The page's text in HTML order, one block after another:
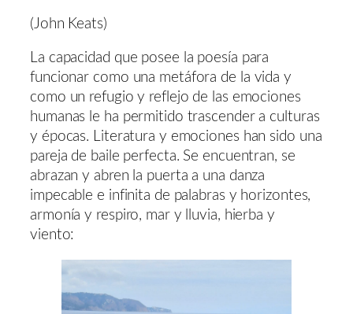
(John Keats)
La capacidad que posee la poesía para
funcionar como una metáfora de la vida y
como un refugio y reflejo de las emociones
humanas le ha permitido trascender a culturas
y épocas. Literatura y emociones han sido una
pareja de baile perfecta. Se encuentran, se
abrazan y abren la puerta a una danza
impecable e infinita de palabras y horizontes,
armonía y respiro, mar y lluvia, hierba y
viento: